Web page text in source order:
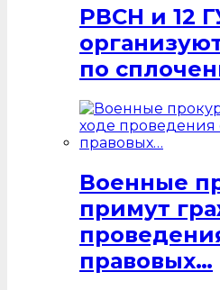
РВСН и 12
по
Военные
примут
правовых…